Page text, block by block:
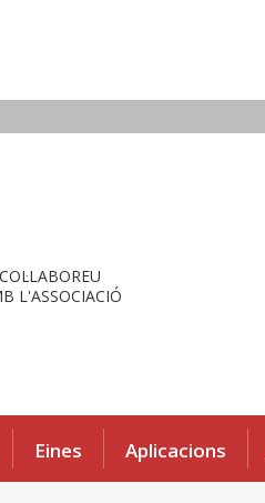
COL·LABOREU
L'ASSOCIACIÓ
Eines Aplicacions